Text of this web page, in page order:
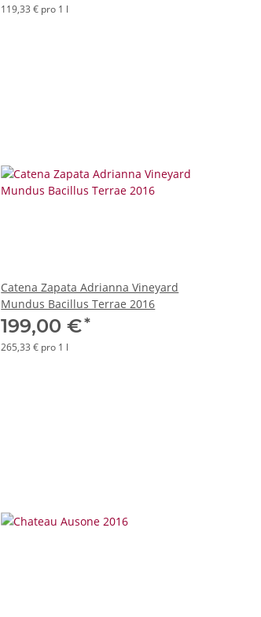
119,33 € pro 1 l
Catena Zapata Adrianna Vineyard
Mundus Bacillus Terrae 2016
199,00 €*
265,33 € pro 1 l